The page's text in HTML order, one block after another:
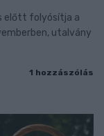
előtt folyósítja a
utalvány
1 hozzászólás